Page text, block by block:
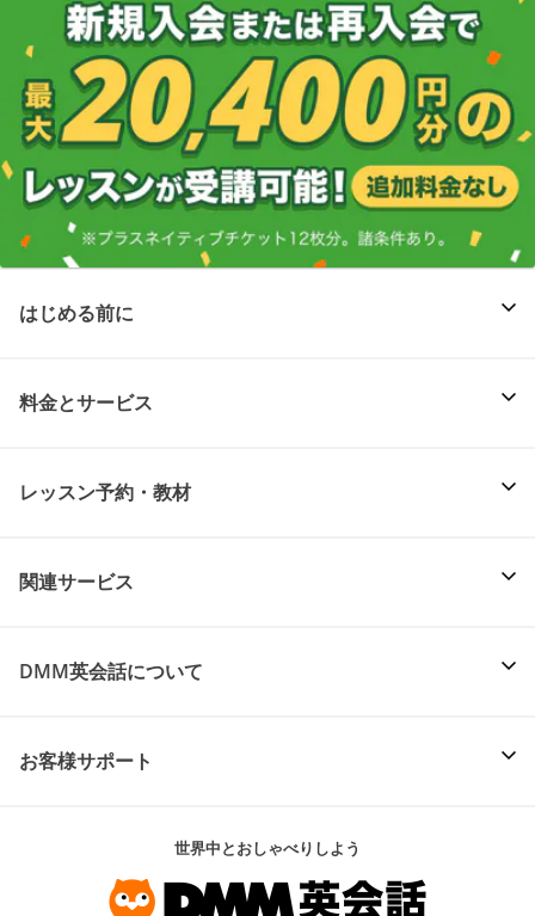
はじめる前に
料金とサービス
レッスン予約・教材
関連サービス
DMM英会話について
お客様サポート
世界中とおしゃべりしよう